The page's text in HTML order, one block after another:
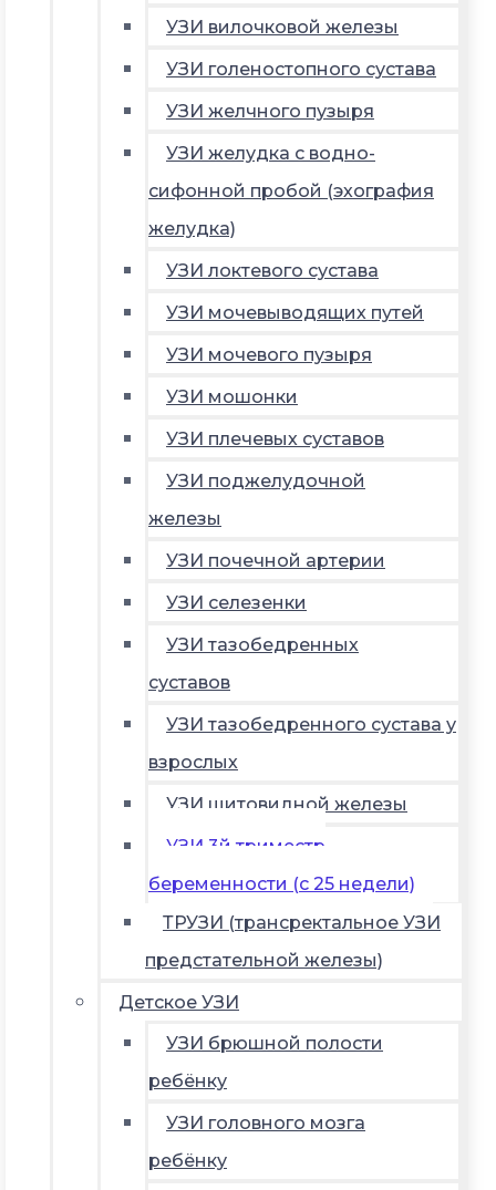
УЗИ вилочковой железы
УЗИ голеностопного сустава
УЗИ желчного пузыря
УЗИ желудка с водно-
сифонной пробой (эхография
желудка)
УЗИ локтевого сустава
УЗИ мочевыводящих путей
УЗИ мочевого пузыря
УЗИ мошонки
УЗИ плечевых суставов
УЗИ поджелудочной
железы
УЗИ почечной артерии
УЗИ селезенки
УЗИ тазобедренных
суставов
УЗИ тазобедренного сустава у
взрослых
УЗИ щитовидной железы
УЗИ 3й триместр
беременности (с 25 недели)
ТРУЗИ (трансректальное УЗИ
предстательной железы)
Детское УЗИ
УЗИ брюшной полости
ребёнку
УЗИ головного мозга
ребёнку